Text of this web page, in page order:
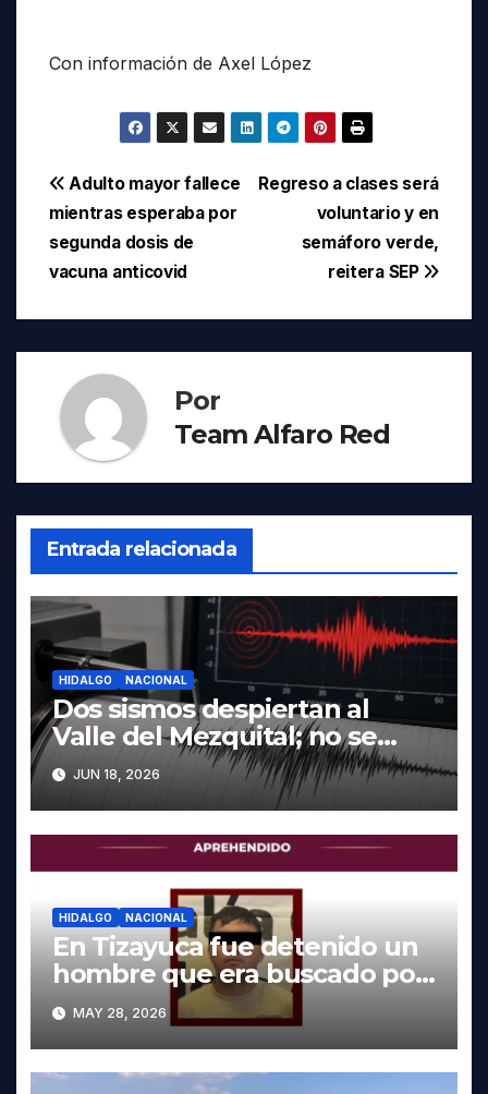
Con información de Axel López
Navegación
de
entradas
Regreso a clases será
voluntario y en
semáforo verde,
reitera SEP
Adulto mayor fallece
mientras esperaba por
segunda dosis de
vacuna anticovid
Por
Team Alfaro Red
Entrada relacionada
HIDALGO NACIONAL
Dos sismos despiertan al
Valle del Mezquital; no se
reportan daños en Hidalgo
JUN 18, 2026
HIDALGO NACIONAL
En Tizayuca fue detenido un
hombre que era buscado por
autoridades de Oaxaca
MAY 28, 2026